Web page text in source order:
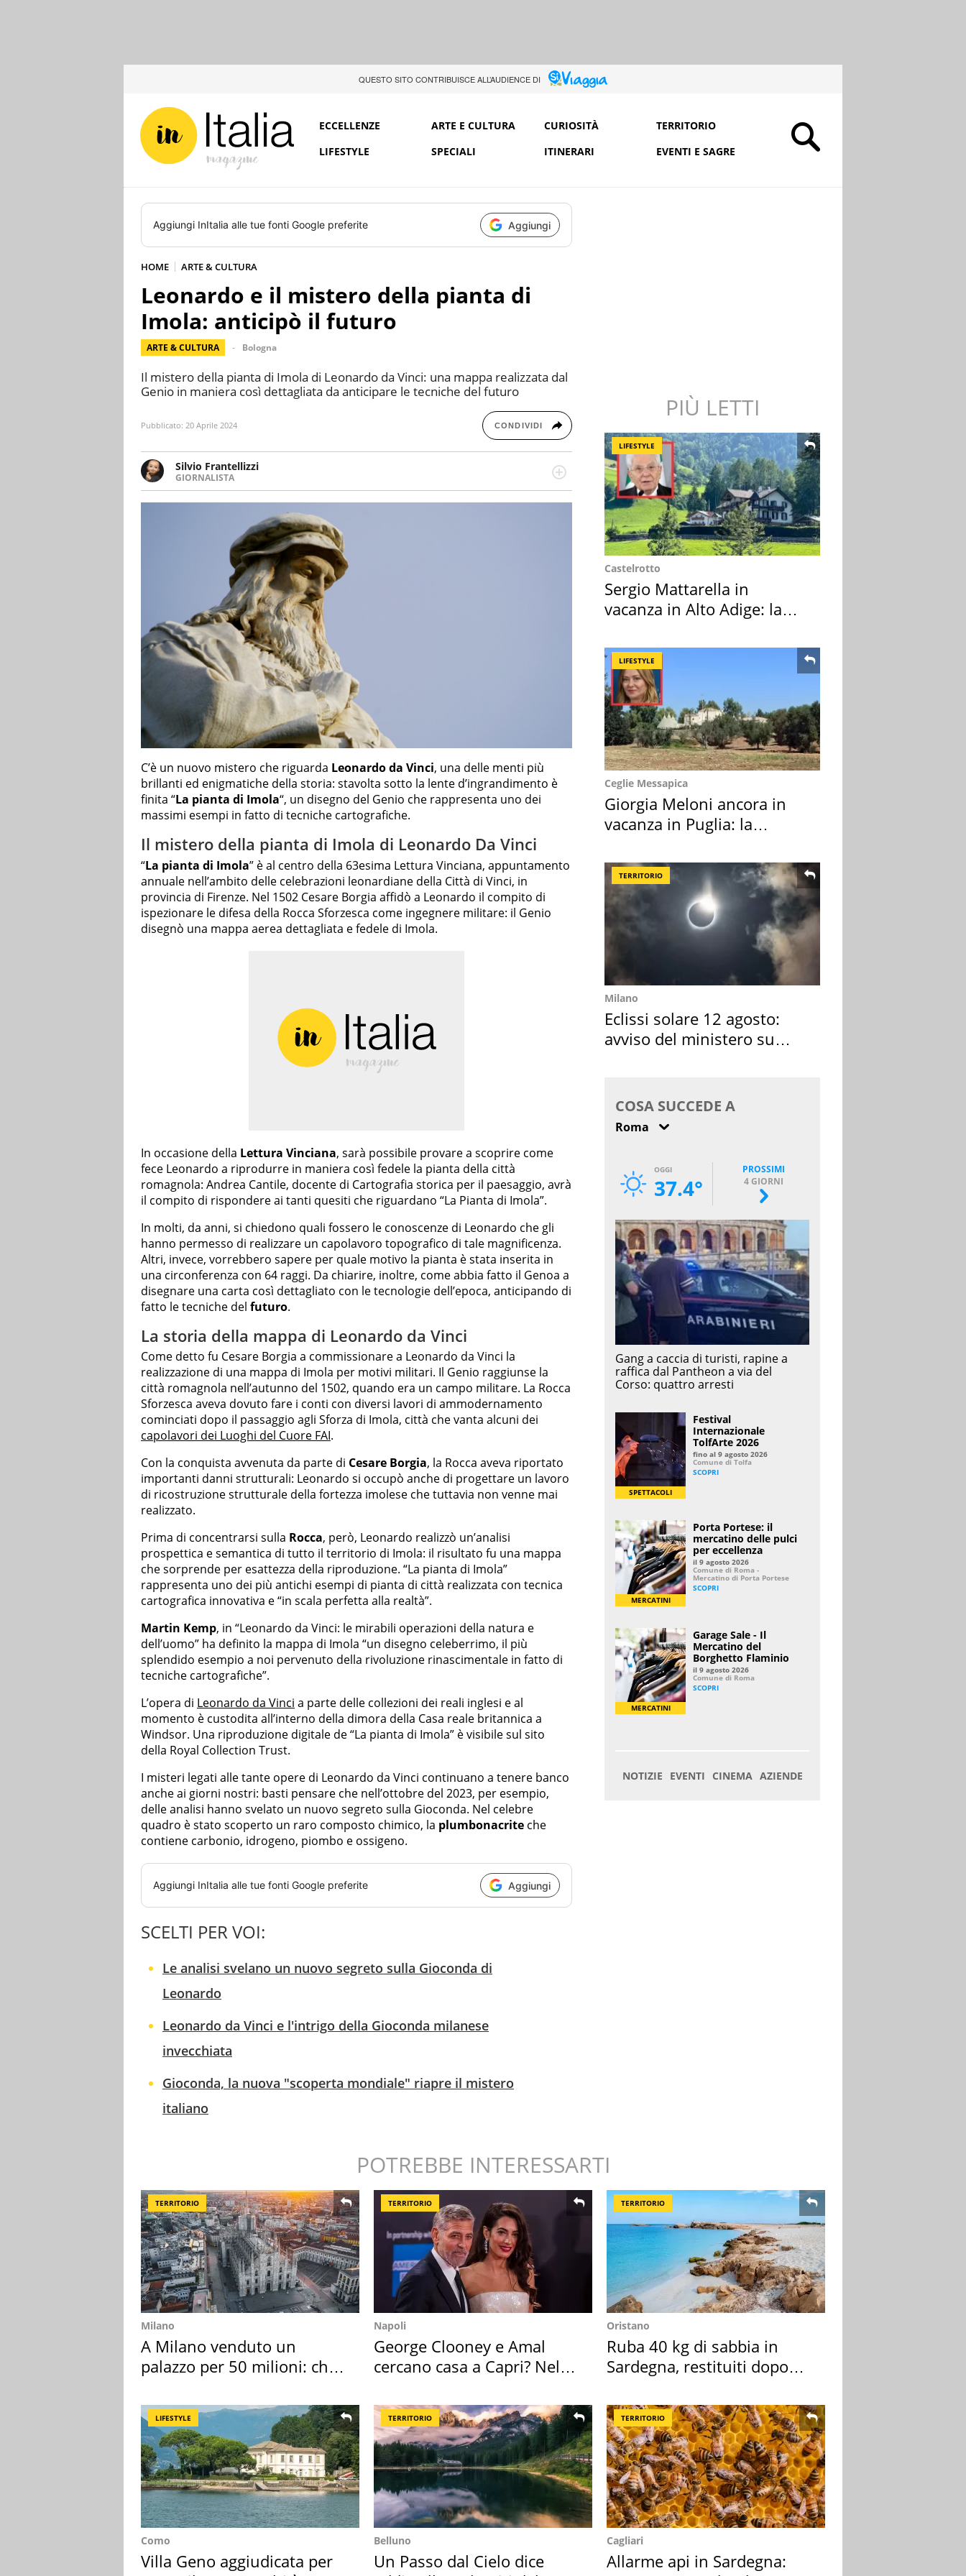
QUESTO SITO CONTRIBUISCE ALL’AUDIENCE DI
ECCELLENZE ARTE E CULTURA CURIOSITÀ
TERRITORIO
LIFESTYLE
SPECIALI ITINERARI EVENTI E SAGRE
Aggiungi InItalia alle tue fonti Google preferite Aggiungi
HOME ARTE & CULTURA
Leonardo e il mistero della pianta di
Imola: anticipò il futuro
ARTE & CULTURA Bologna
Il mistero della pianta di Imola di Leonardo da Vinci: una mappa realizzata dal
Genio in maniera così dettagliata da anticipare le tecniche del futuro
Pubblicato: 20 Aprile 2024 CONDIVIDI
Silvio Frantellizzi
GIORNALISTA
Giornalista pubblicista. Da oltre dieci anni si occupa di informazione sul web,
scrivendo di sport, attualità, cronaca, motori, spettacolo e videogame.
C’è un nuovo mistero che riguarda Leonardo da Vinci, una delle menti più
brillanti ed enigmatiche della storia: stavolta sotto la lente d’ingrandimento è
finita “La pianta di Imola“, un disegno del Genio che rappresenta uno dei
massimi esempi in fatto di tecniche cartografiche.
Il mistero della pianta di Imola di Leonardo Da Vinci
“La pianta di Imola” è al centro della 63esima Lettura Vinciana, appuntamento
annuale nell’ambito delle celebrazioni leonardiane della Città di Vinci, in
provincia di Firenze. Nel 1502 Cesare Borgia affidò a Leonardo il compito di
ispezionare le difesa della Rocca Sforzesca come ingegnere militare: il Genio
disegnò una mappa aerea dettagliata e fedele di Imola.
In occasione della Lettura Vinciana, sarà possibile provare a scoprire come
fece Leonardo a riprodurre in maniera così fedele la pianta della città
romagnola: Andrea Cantile, docente di Cartografia storica per il paesaggio, avrà
il compito di rispondere ai tanti quesiti che riguardano “La Pianta di Imola”.
In molti, da anni, si chiedono quali fossero le conoscenze di Leonardo che gli
hanno permesso di realizzare un capolavoro topografico di tale magnificenza.
Altri, invece, vorrebbero sapere per quale motivo la pianta è stata inserita in
una circonferenza con 64 raggi. Da chiarire, inoltre, come abbia fatto il Genoa a
disegnare una carta così dettagliato con le tecnologie dell’epoca, anticipando di
fatto le tecniche del futuro.
La storia della mappa di Leonardo da Vinci
Come detto fu Cesare Borgia a commissionare a Leonardo da Vinci la
realizzazione di una mappa di Imola per motivi militari. Il Genio raggiunse la
città romagnola nell’autunno del 1502, quando era un campo militare. La Rocca
Sforzesca aveva dovuto fare i conti con diversi lavori di ammodernamento
cominciati dopo il passaggio agli Sforza di Imola, città che vanta alcuni dei
capolavori dei Luoghi del Cuore FAI.
Con la conquista avvenuta da parte di Cesare Borgia, la Rocca aveva riportato
importanti danni strutturali: Leonardo si occupò anche di progettare un lavoro
di ricostruzione strutturale della fortezza imolese che tuttavia non venne mai
realizzato.
Prima di concentrarsi sulla Rocca, però, Leonardo realizzò un’analisi
prospettica e semantica di tutto il territorio di Imola: il risultato fu una mappa
che sorprende per esattezza della riproduzione. “La pianta di Imola”
rappresenta uno dei più antichi esempi di pianta di città realizzata con tecnica
cartografica innovativa e “in scala perfetta alla realtà”.
Martin Kemp, in “Leonardo da Vinci: le mirabili operazioni della natura e
dell’uomo” ha definito la mappa di Imola “un disegno celeberrimo, il più
splendido esempio a noi pervenuto della rivoluzione rinascimentale in fatto di
tecniche cartografiche”.
L’opera di Leonardo da Vinci a parte delle collezioni dei reali inglesi e al
momento è custodita all’interno della dimora della Casa reale britannica a
Windsor. Una riproduzione digitale de “La pianta di Imola” è visibile sul sito
della Royal Collection Trust.
I misteri legati alle tante opere di Leonardo da Vinci continuano a tenere banco
anche ai giorni nostri: basti pensare che nell’ottobre del 2023, per esempio,
delle analisi hanno svelato un nuovo segreto sulla Gioconda. Nel celebre
quadro è stato scoperto un raro composto chimico, la plumbonacrite che
contiene carbonio, idrogeno, piombo e ossigeno.
Aggiungi InItalia alle tue fonti Google preferite Aggiungi
SCELTI PER VOI:
Le analisi svelano un nuovo segreto sulla Gioconda di
Leonardo
Leonardo da Vinci e l'intrigo della Gioconda milanese
invecchiata
Gioconda, la nuova "scoperta mondiale" riapre il mistero
italiano
PIÙ LETTI
LIFESTYLE
Castelrotto
Sergio Mattarella in
vacanza in Alto Adige: la
LIFESTYLE
Ceglie Messapica
Giorgia Meloni ancora in
vacanza in Puglia: la
TERRITORIO
Milano
Eclissi solare 12 agosto:
avviso del ministero su
POTREBBE INTERESSARTI
TERRITORIO
Milano
A Milano venduto un
palazzo per 50 milioni: chi
TERRITORIO
Napoli
George Clooney e Amal
cercano casa a Capri? Nel
TERRITORIO
Oristano
Ruba 40 kg di sabbia in
Sardegna, restituiti dopo
LIFESTYLE
Como
Villa Geno aggiudicata per
TERRITORIO
Belluno
Un Passo dal Cielo dice
TERRITORIO
Cagliari
Allarme api in Sardegna: